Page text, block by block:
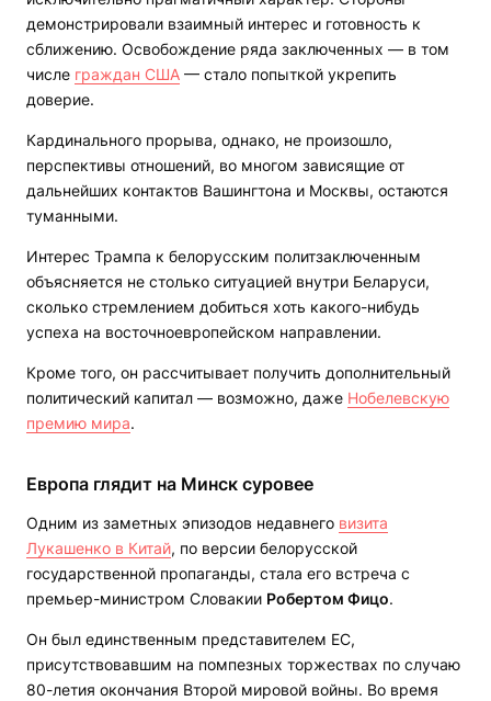
демонстрировали взаимный интерес и готовность к
сближению. Освобождение ряда заключенных — в том
числе граждан США — стало попыткой укрепить
доверие.
Кардинального прорыва, однако, не произошло,
перспективы отношений, во многом зависящие от
дальнейших контактов Вашингтона и Москвы, остаются
туманными.
Интерес Трампа к белорусским политзаключенным
объясняется не столько ситуацией внутри Беларуси,
сколько стремлением добиться хоть какого-нибудь
успеха на восточноевропейском направлении.
Кроме того, он рассчитывает получить дополнительный
политический капитал — возможно, даже Нобелевскую
премию мира.
Европа глядит на Минск суровее
Одним из заметных эпизодов недавнего визита
Лукашенко в Китай, по версии белорусской
государственной пропаганды, стала его встреча с
премьер-министром Словакии Робертом Фицо.
Он был единственным представителем ЕС,
присутствовавшим на помпезных торжествах по случаю
80-летия окончания Второй мировой войны. Во время